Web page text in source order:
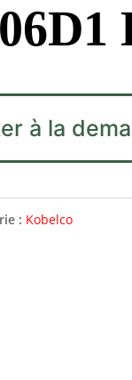
à la
: Kobelco